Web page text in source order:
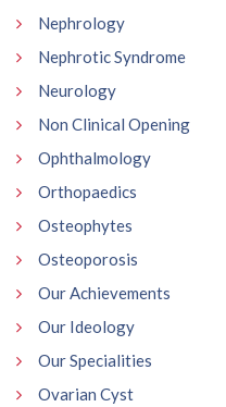
Nephrology
Nephrotic Syndrome
Neurology
Non Clinical Opening
Ophthalmology
Orthopaedics
Osteophytes
Osteoporosis
Our Achievements
Our Ideology
Our Specialities
Ovarian Cyst